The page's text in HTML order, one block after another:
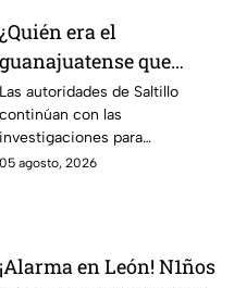
¿Quién era el
guanajuatense que
perdió la vid4 tras una
riña familiar con un
extranjero? Esto
sabemos
Las autoridades de Saltillo
continúan con las
investigaciones para
esclarecer el caso.
05 agosto, 2026
¡Alarma en León! N1ños